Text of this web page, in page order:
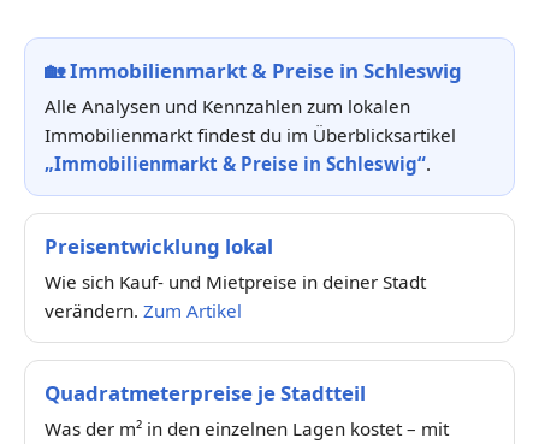
🏡Immobilienmarkt & Preise in Schleswig
Alle Analysen und Kennzahlen zum lokalen
Immobilienmarkt findest du im Überblicksartikel
„Immobilienmarkt & Preise in Schleswig“.
Preisentwicklung lokal
Wie sich Kauf- und Mietpreise in deiner Stadt
verändern. Zum Artikel
Quadratmeterpreise je Stadtteil
Was der m² in den einzelnen Lagen kostet – mit